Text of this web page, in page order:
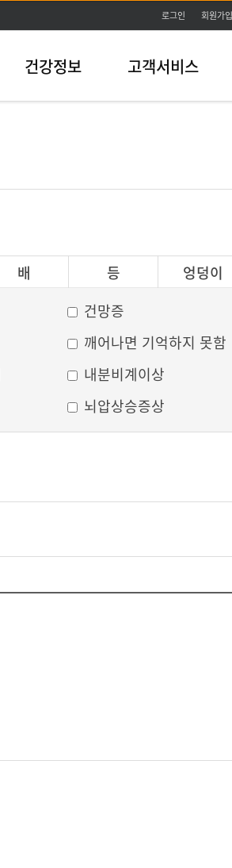
본문바로가기
로그인 회원가입
건강정보 고객서비스
배 등 엉덩이
건망증
깨어나면 기억하지 못함
내분비계이상
뇌압상승증상
두통
박동성 통증
언어장애
턱끝이 커보임